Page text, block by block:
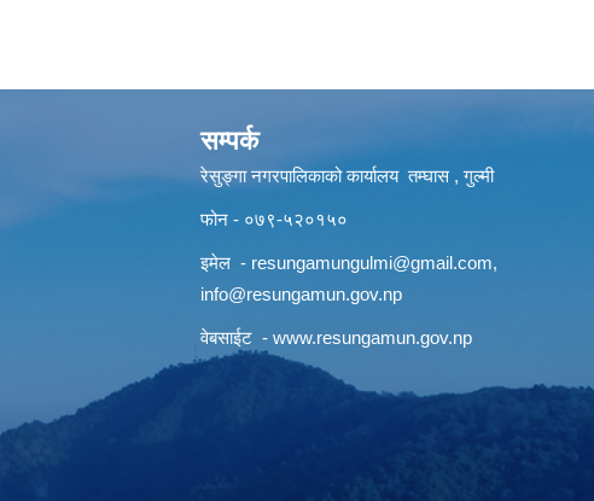
सम्पर्क
रेसुङ्गा नगरपालिकाको कार्यालय तम्घास , गुल्मी
फोन - ०७९-५२०१५०
इमेल - resungamungulmi@gmail.com,
info@resungamun.gov.np
वेबसाईट - www.resungamun.gov.np